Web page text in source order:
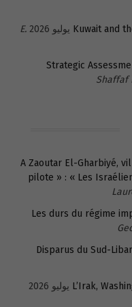
Kuwait and
E.
Strategic
Shaffaf
A Zaoutar El-Gharbiyé,
pilote » : « Les
Les durs du régime
Disparus du Sud-
L’Irak,